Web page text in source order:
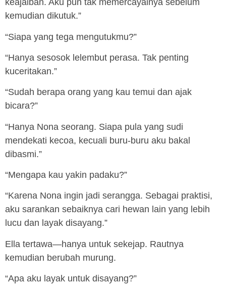
keajaiban. Aku pun tak memercayainya sebelum
kemudian dikutuk.”
“Siapa yang tega mengutukmu?”
“Hanya sesosok lelembut perasa. Tak penting
kuceritakan.”
“Sudah berapa orang yang kau temui dan ajak
bicara?”
“Hanya Nona seorang. Siapa pula yang sudi
mendekati kecoa, kecuali buru-buru aku bakal
dibasmi.”
“Mengapa kau yakin padaku?”
“Karena Nona ingin jadi serangga. Sebagai praktisi,
aku sarankan sebaiknya cari hewan lain yang lebih
lucu dan layak disayang.”
Ella tertawa—hanya untuk sekejap. Rautnya
kemudian berubah murung.
“Apa aku layak untuk disayang?”